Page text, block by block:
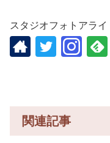
スタジオフォトアラ
関連記事